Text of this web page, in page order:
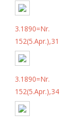
3.1890=Nr.
152(5.Apr.),31
3.1890=Nr.
152(5.Apr.),34